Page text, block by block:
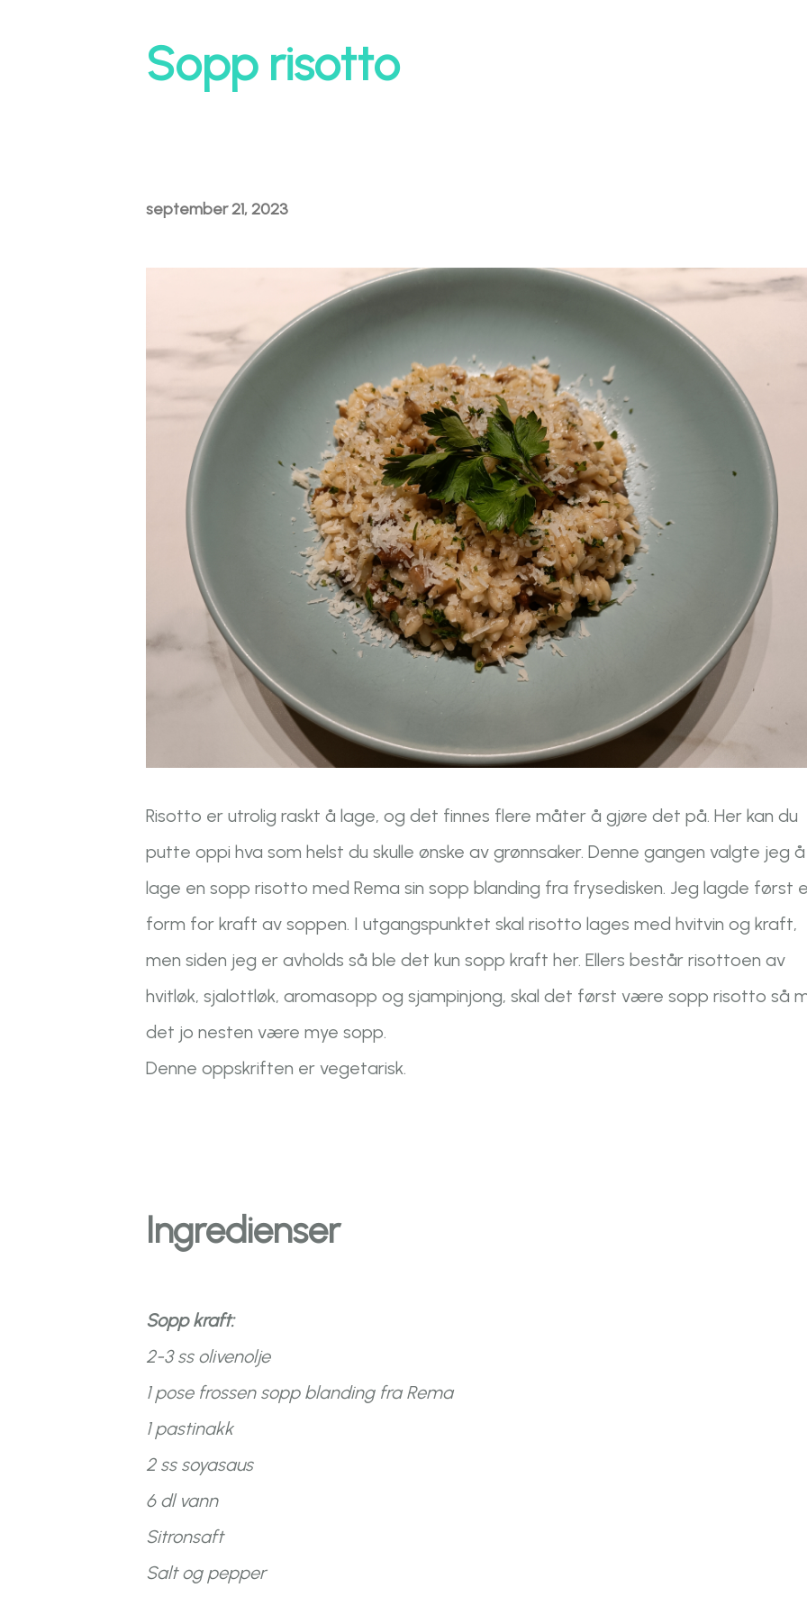
Sopp risotto
september 21, 2023
Risotto er utrolig raskt å lage, og det finnes flere måter å gjøre det på. Her kan du
putte oppi hva som helst du skulle ønske av grønnsaker. Denne gangen valgte jeg å
lage en sopp risotto med Rema sin sopp blanding fra frysedisken. Jeg lagde først
form for kraft av soppen. I utgangspunktet skal risotto lages med hvitvin og kraft,
men siden jeg er avholds så ble det kun sopp kraft her. Ellers består risottoen av
hvitløk, sjalottløk, aromasopp og sjampinjong, skal det først være sopp risotto så
det jo nesten være mye sopp.
Denne oppskriften er vegetarisk.
Ingredienser
Sopp kraft:
2-3 ss olivenolje
1 pose frossen sopp blanding fra Rema
1 pastinakk
2 ss soyasaus
6 dl vann
Sitronsaft
Salt og pepper